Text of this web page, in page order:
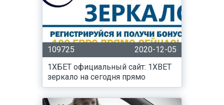
109725
2020-12-05
1ХБЕТ официальный сайт: 1XBET
зеркало на сегодня прямо